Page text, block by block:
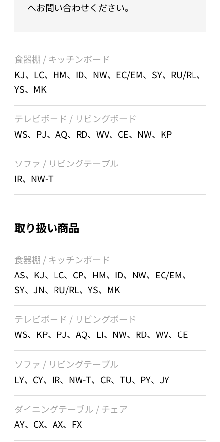
へお問い合わせください。
食器棚 / キッチンボード
KJ、LC、HM、ID、NW、EC/EM、SY、RU/RL、
YS、MK
テレビボード / リビングボード
WS、PJ、AQ、RD、WV、CE、NW、KP
ソファ / リビングテーブル
IR、NW-T
取り扱い商品
食器棚 / キッチンボード
AS、KJ、LC、CP、HM、ID、NW、EC/EM、
SY、JN、RU/RL、YS、MK
テレビボード / リビングボード
WS、KP、PJ、AQ、LI、NW、RD、WV、CE
ソファ / リビングテーブル
LY、CY、IR、NW-T、CR、TU、PY、JY
ダイニングテーブル / チェア
AY、CX、AX、FX